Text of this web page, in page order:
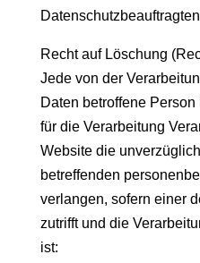
Recht auf Löschung
Jede von der
Daten betroffene
für die Verarbeitung
Website die
betreffenden
verlangen, sofern einer
zutrifft und die
ist: